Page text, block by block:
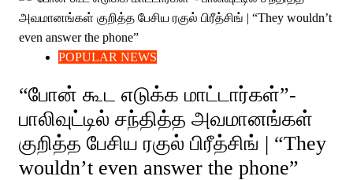
POPULAR NEWS
“போன் கூட எடுக்க மாட்டார்கள்”-
பாலிவுட்டில் சந்தித்த அவமானங்கள்
குறித்த பேசிய ரகுல் பிரீத்சிங் | “They
wouldn’t even answer the phone”